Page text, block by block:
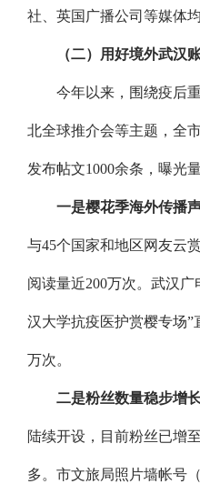
社、英国广播公司等媒体
（二）用好境外武汉
今年以来，围绕疫后重
北全球推介会等主题，全
发布帖文1000余条，曝光量
一是樱花季海外传播声
与45个国家和地区网友云
阅读量近200万次。武汉
汉大学抗疫医护赏樱专场”
万次。
二是粉丝数量稳步增长
陆续开设，目前粉丝已增
多。市文旅局照片墙帐号